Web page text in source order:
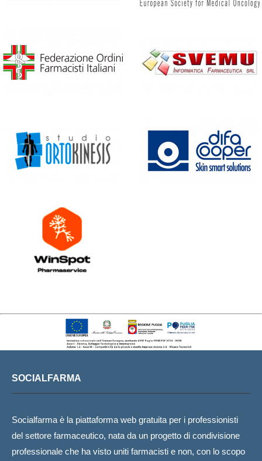
SOCIALFARMA
Socialfarma è la piattaforma web gratuita per i professionisti
del settore farmaceutico, nata da un progetto di condivisione
professionale che ha visto uniti farmacisti e non, con lo scopo